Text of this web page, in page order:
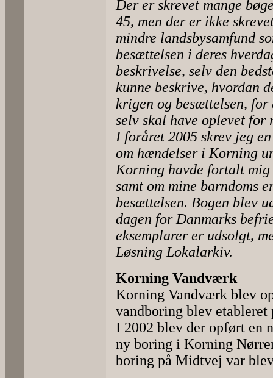
Der er skrevet mange
45, men der er ikke
mindre landsbysamfund
besættelsen i deres
beskrivelse, selv den
kunne beskrive, hvordan
krigen og besættelsen, for
selv skal have oplevet
I foråret 2005 skrev jeg
om hændelser i Korning
Korning havde fortalt mig
samt om mine barndoms
besættelsen. Bogen blev
dagen for Danmarks
eksemplarer er udsolgt,
Løsning Lokalarkiv.
Korning Vandværk
Korning Vandværk blev
vandboring blev
I 2002 blev der opført en
ny boring i Korning
boring på Midtvej var